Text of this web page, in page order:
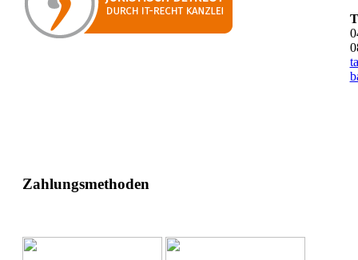
Zahlungsmethoden